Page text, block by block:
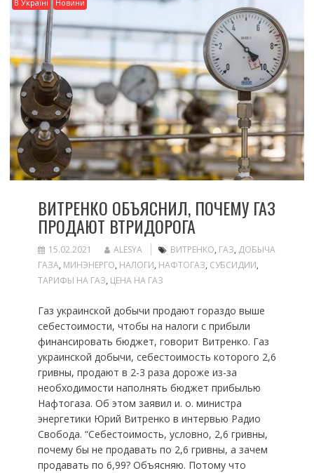
В Україні Новини
ВИТРЕНКО ОБЪЯСНИЛ, ПОЧЕМУ ГАЗ
ПРОДАЮТ ВТРИДОРОГА
15.02.2021 ALESYA ВИТРЕНКО, ГАЗ, ДОБЫЧА
ГАЗА, МИНЭНЕРГО, НАЛОГИ, НАФТОГАЗ, СУБСИДИИ,
ТАРИФЫ НА ГАЗ, ЦЕНА НА ГАЗ
Газ украинской добычи продают гораздо выше
себестоимости, чтобы на налоги с прибыли
финансировать бюджет, говорит Витренко. Газ
украинской добычи, себестоимость которого 2,6
гривны, продают в 2-3 раза дороже из-за
необходимости наполнять бюджет прибылью
Нафтогаза. Об этом заявил и. о. министра
энергетики Юрий Витренко в интервью Радио
Свобода. “Себестоимость, условно, 2,6 гривны,
почему бы не продавать по 2,6 гривны, а зачем
продавать по 6,99? Объясняю. Потому что